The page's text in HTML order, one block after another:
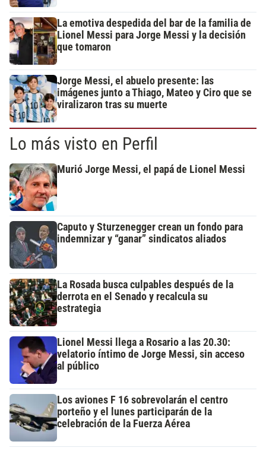
La emotiva despedida del bar de la familia de
Lionel Messi para Jorge Messi y la decisión
que tomaron
Jorge Messi, el abuelo presente: las
imágenes junto a Thiago, Mateo y Ciro que se
viralizaron tras su muerte
Lo más visto en Perfil
Murió Jorge Messi, el papá de Lionel Messi
Caputo y Sturzenegger crean un fondo para
indemnizar y “ganar” sindicatos aliados
La Rosada busca culpables después de la
derrota en el Senado y recalcula su
estrategia
Lionel Messi llega a Rosario a las 20.30:
velatorio íntimo de Jorge Messi, sin acceso
al público
Los aviones F 16 sobrevolarán el centro
porteño y el lunes participarán de la
celebración de la Fuerza Aérea